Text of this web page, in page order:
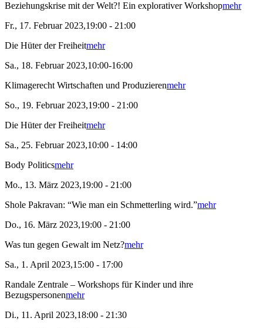
Beziehungskrise mit der Welt?! Ein explorativer Workshopmehr
Fr., 17. Februar 2023,19:00 - 21:00
Die Hüter der Freiheitmehr
Sa., 18. Februar 2023,10:00-16:00
Klimagerecht Wirtschaften und Produzierenmehr
So., 19. Februar 2023,19:00 - 21:00
Die Hüter der Freiheitmehr
Sa., 25. Februar 2023,10:00 - 14:00
Body Politicsmehr
Mo., 13. März 2023,19:00 - 21:00
Shole Pakravan: “Wie man ein Schmetterling wird.”mehr
Do., 16. März 2023,19:00 - 21:00
Was tun gegen Gewalt im Netz?mehr
Sa., 1. April 2023,15:00 - 17:00
Randale Zentrale – Workshops für Kinder und ihre
Bezugspersonenmehr
Di., 11. April 2023,18:00 - 21:30